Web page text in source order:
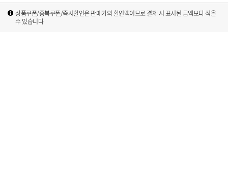
상품쿠폰/중복쿠폰/즉시할인은 판매가의 할인액이므로 결제 시 표시된 금액보다 적을
수 있습니다